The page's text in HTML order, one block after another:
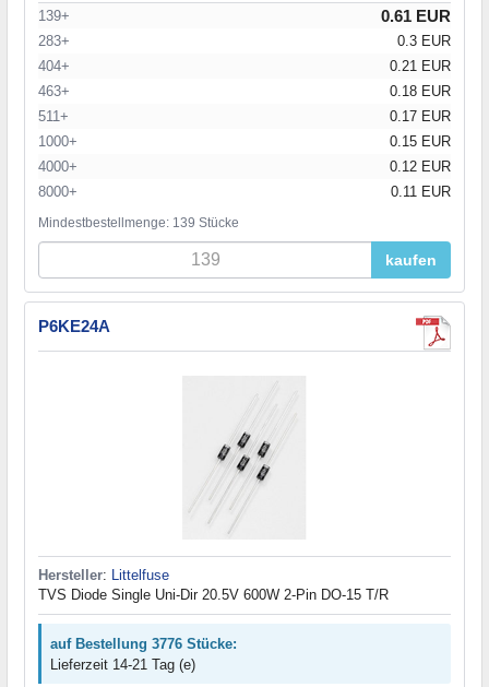
139+ 0.61 EUR
283+
0.3 EUR
404+
0.21 EUR
463+
0.18 EUR
511+
0.17 EUR
1000+
0.15 EUR
4000+
0.12 EUR
8000+
0.11 EUR
Mindestbestellmenge: 139 Stücke
kaufen
P6KE24A
Hersteller: Littelfuse
TVS Diode Single Uni-Dir 20.5V 600W 2-Pin DO-15 T/R
auf Bestellung 3776 Stücke:
Lieferzeit 14-21 Tag (e)